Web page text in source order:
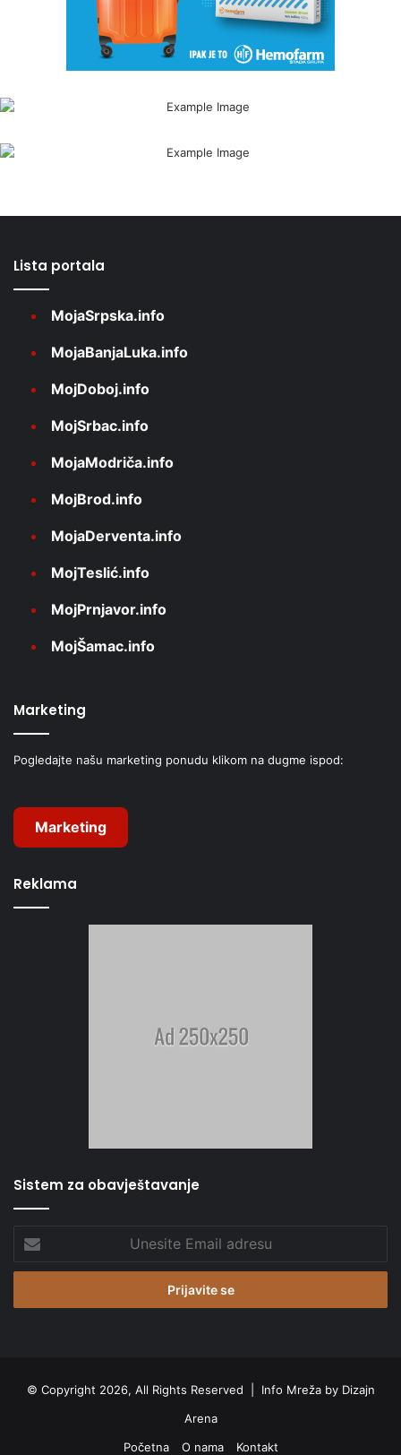
Lista portala
MojaSrpska.info
MojaBanjaLuka.info
MojDoboj.info
MojSrbac.info
MojaModriča.info
MojBrod.info
MojaDerventa.info
MojTeslić.info
MojPrnjavor.info
MojŠamac.info
Marketing
Pogledajte našu marketing ponudu klikom na dugme ispod:
Marketing
Reklama
Sistem za obavještavanje
Email
adresu
© Copyright 2026, All Rights Reserved | Info Mreža by Dizajn
Arena
Početna
O nama Kontakt